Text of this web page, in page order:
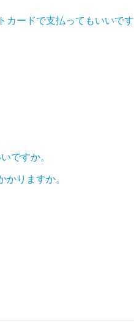
カードで支払ってもいいです
ですか。
りますか。